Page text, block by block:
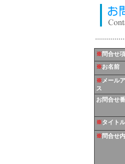
※ 問合せ
※お名前
※メール
ス
お問合せ
※タイトル
※ 問合せ